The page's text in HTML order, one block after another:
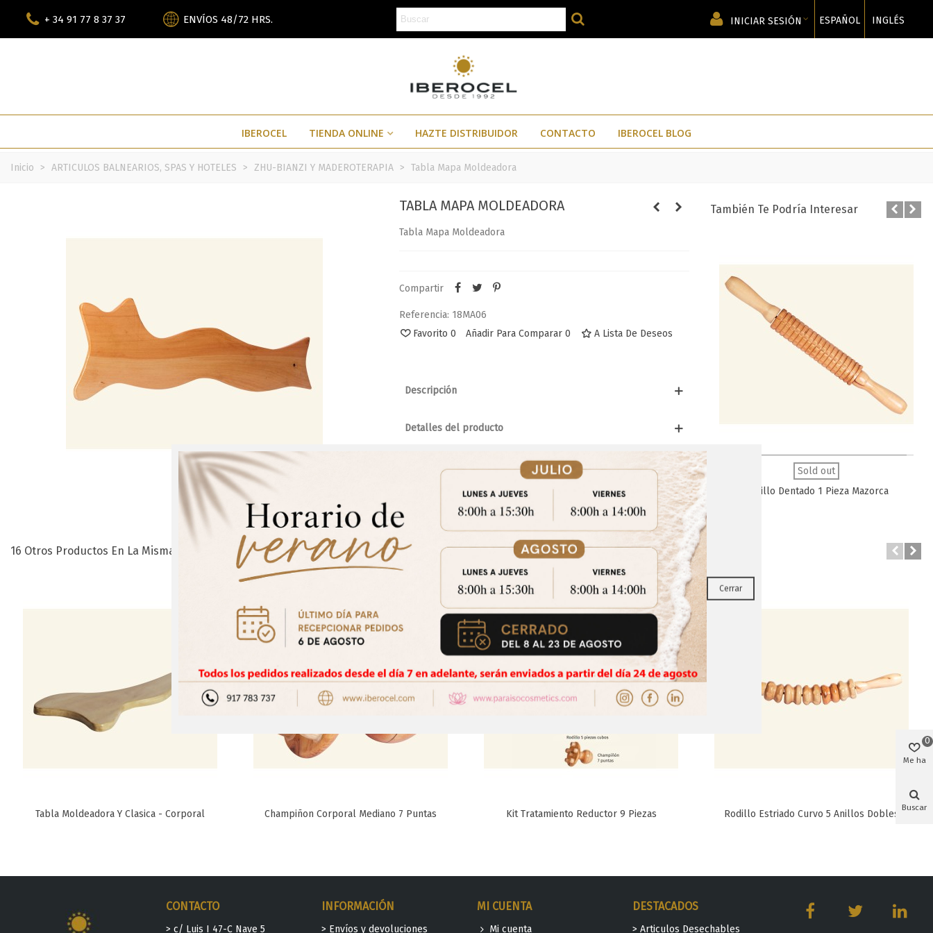
+ 34 91 77 8 37 37 ENVÍOS 48/72 HRS. INICIAR SESIÓN ESPAÑOL INGLÉS
IBEROCEL TIENDA ONLINE HAZTE DISTRIBUIDOR CONTACTO IBEROCEL BLOG
Inicio > ARTICULOS BALNEARIOS, SPAS Y HOTELES > ZHU-BIANZI Y MADEROTERAPIA > Tabla Mapa Moldeadora
TABLA MAPA MOLDEADORA
Tabla Mapa Moldeadora
Compartir
Referencia: 18MA06
Favorito 0 Añadir Para Comparar 0 A Lista De Deseos
Descripción
Detalles del producto
También Te Podría Interesar
Copa Sueca Con Rodillo Copa Sueca Clasica Mediana Favorito
Sold out
Rodillo Dentado 1 Pieza Mazorca
16 Otros Productos En La Misma Categoría:
Favorito
Tabla Moldeadora Y Clasica - Corporal Favorito
Champiñon Corporal Mediano 7 Puntas Favorito
Kit Tratamiento Reductor 9 Piezas Favorito
Rodillo Estriado Curvo 5 Anillos Dobles
CONTACTO
> c/ Luis I 47-C Nave 5
INFORMACIÓN
> Envíos y devoluciones
MI CUENTA
Mi cuenta
DESTACADOS
> Articulos Desechables
Me ha
0
Buscar
¡Regístrate para acceder a los precios y realizar tus pedidos online.!
Puedes hacerlo desdeAqui!
CERRAR Cerrar